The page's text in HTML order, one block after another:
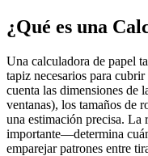
¿Qué es una
Una calculadora de papel
tapiz necesarios para
cuenta las dimensiones de
ventanas), los tamaños de
una estimación precisa. La
importante—determina
emparejar patrones entre